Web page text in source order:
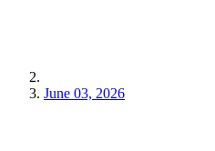
June 03, 2026